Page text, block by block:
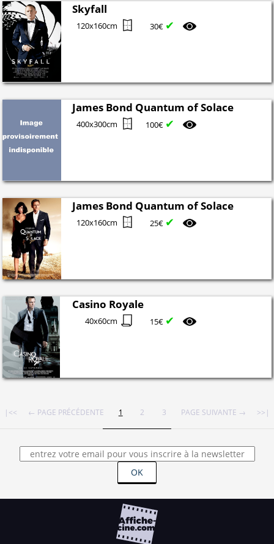
Skyfall
120x160cm 30€ ✔
James Bond Quantum of Solace
400x300cm 100€ ✔
James Bond Quantum of Solace
120x160cm 25€ ✔
Casino Royale
40x60cm 15€ ✔
|<< ← PAGE PRÉCÉDENTE 1 2 3 PAGE SUIVANTE → >>|
OK